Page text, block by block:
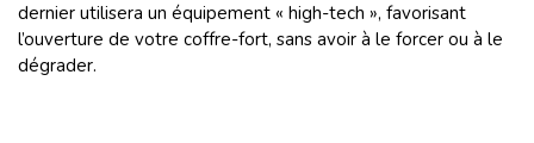
dernier utilisera un équipement « high-tech », favorisant
l’ouverture de votre coffre-fort, sans avoir à le forcer ou à le
dégrader.